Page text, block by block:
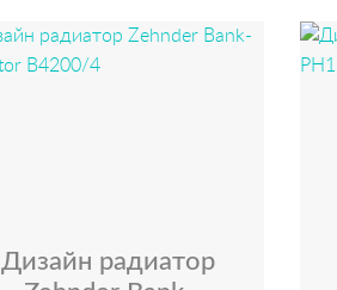
Дизайн радиатор